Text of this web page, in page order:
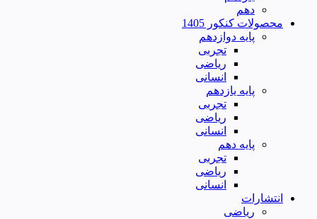
دهم
محصولات کنکور 1405
پایه دوازدهم
تجربی
ریاضی
انسانی
پایه یازدهم
تجربی
ریاضی
انسانی
پایه دهم
تجربی
ریاضی
انسانی
انتشارات
ریاضی